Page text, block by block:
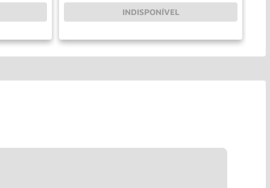
INDISPONÍVEL